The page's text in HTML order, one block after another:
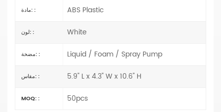
مادة: : ABS Plastic
لون: : White
مضخة: : Liquid / Foam / Spray Pump
مقاس: : 5.9" L x 4.3" W x 10.6" H
MOQ: : 50pcs